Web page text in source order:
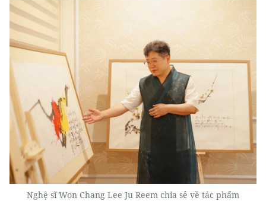
Nghệ sĩ Won Chang Lee Ju Reem chia sẻ về tác phẩm